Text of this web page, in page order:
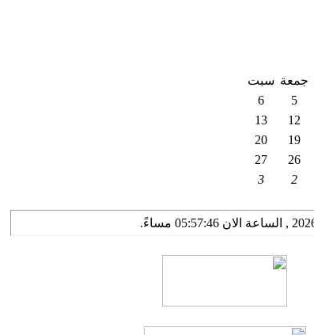
جمعة سبت
5
6
12
13
19
20
26
27
2
3